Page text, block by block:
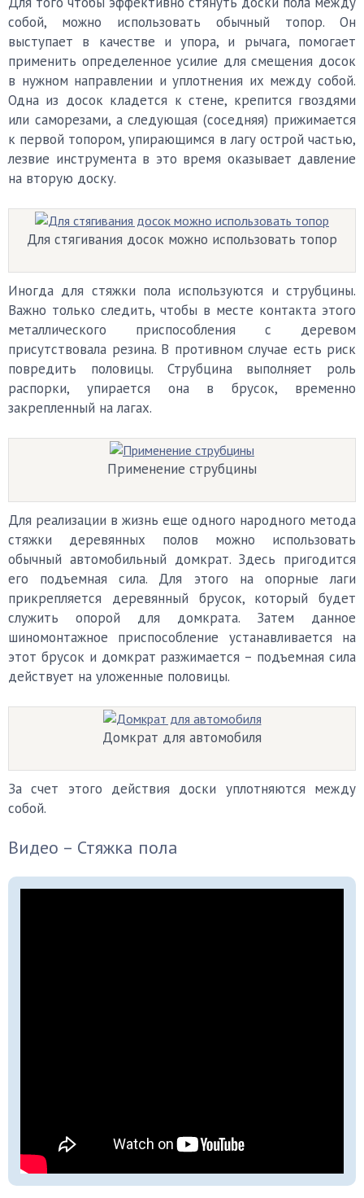
собой, можно использовать обычный топор. Он
выступает в качестве и упора, и рычага, помогает
применить определенное усилие для смещения досок
в нужном направлении и уплотнения их между собой.
Одна из досок кладется к стене, крепится гвоздями
или саморезами, а следующая (соседняя) прижимается
к первой топором, упирающимся в лагу острой частью,
лезвие инструмента в это время оказывает давление
на вторую доску.
Для стягивания досок можно использовать топор
Иногда для стяжки пола используются и струбцины.
Важно только следить, чтобы в месте контакта этого
металлического приспособления с деревом
присутствовала резина. В противном случае есть риск
повредить половицы. Струбцина выполняет роль
распорки, упирается она в брусок, временно
закрепленный на лагах.
Применение струбцины
Для реализации в жизнь еще одного народного метода
стяжки деревянных полов можно использовать
обычный автомобильный домкрат. Здесь пригодится
его подъемная сила. Для этого на опорные лаги
прикрепляется деревянный брусок, который будет
служить опорой для домкрата. Затем данное
шиномонтажное приспособление устанавливается на
этот брусок и домкрат разжимается – подъемная сила
действует на уложенные половицы.
Домкрат для автомобиля
За счет этого действия доски уплотняются между
собой.
Видео – Стяжка пола